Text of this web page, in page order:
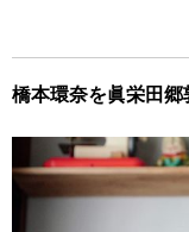
橋本環奈を眞栄田